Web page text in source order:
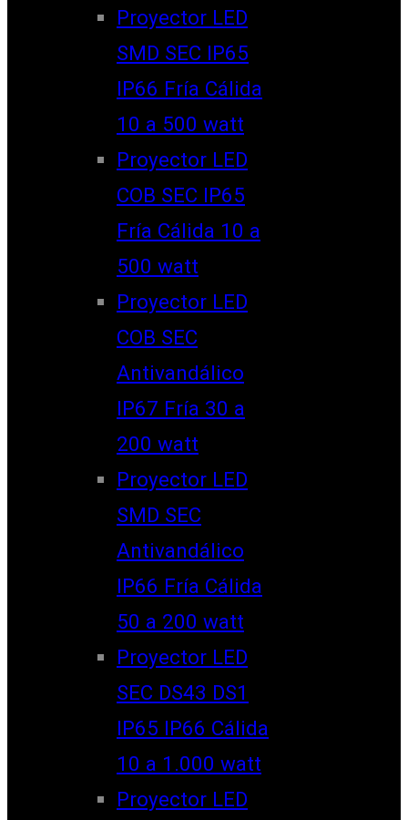
Proyector LED
SMD SEC IP65
IP66 Fría Cálida
10 a 500 watt
Proyector LED
COB SEC IP65
Fría Cálida 10 a
500 watt
Proyector LED
COB SEC
Antivandálico
IP67 Fría 30 a
200 watt
Proyector LED
SMD SEC
Antivandálico
IP66 Fría Cálida
50 a 200 watt
Proyector LED
SEC DS43 DS1
IP65 IP66 Cálida
10 a 1.000 watt
Proyector LED